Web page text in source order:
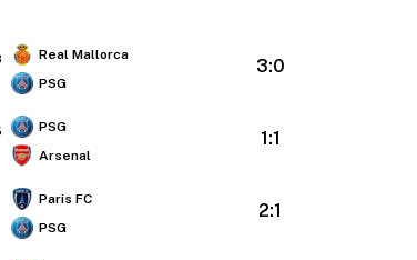
Real Mallorca
PSG
3:0
PSG
Arsenal
1:1
Paris FC
PSG
2:1